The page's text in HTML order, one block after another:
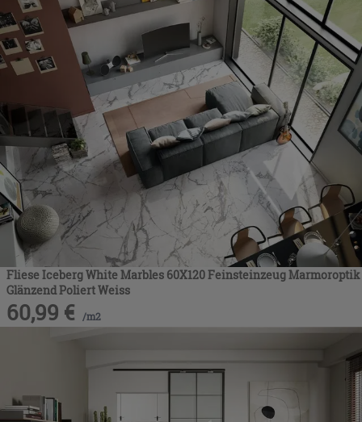
Fliese Iceberg White Marbles 60X120 Feinsteinzeug Marmoroptik
Glänzend Poliert Weiss
60,99 € /m2